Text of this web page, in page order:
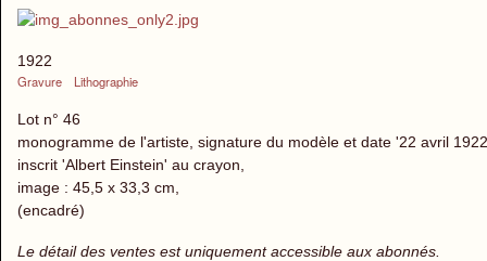
1922
Gravure
Lithographie
Lot n° 46
monogramme de l'artiste, signature du modèle et date '22 avril
inscrit 'Albert Einstein' au crayon,
image : 45,5 x 33,3 cm,
(encadré)
Le détail des ventes est uniquement accessible aux abonnés.